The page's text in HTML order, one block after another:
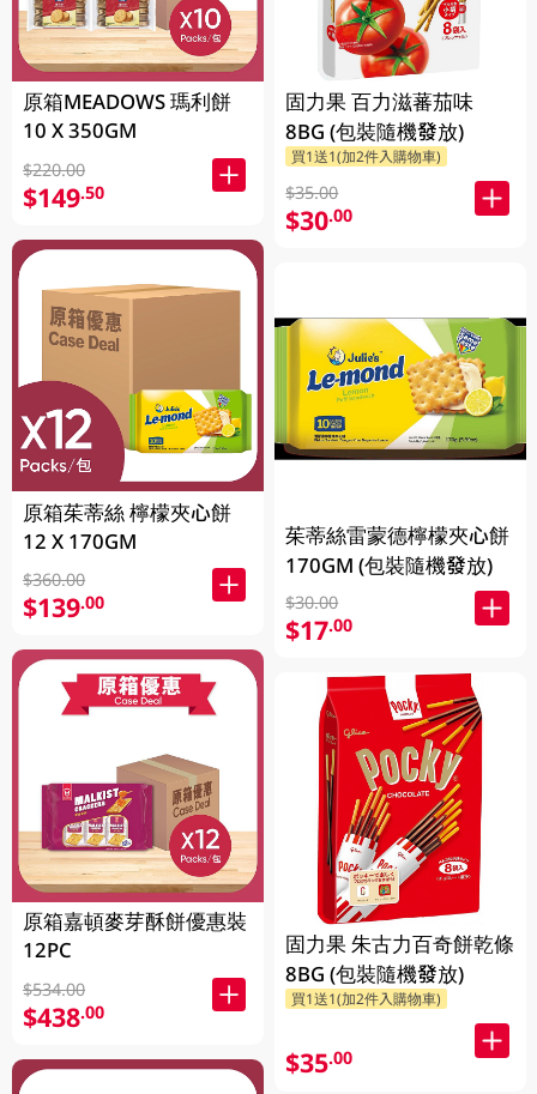
原箱MEADOWS 瑪利餅
10 X 350GM
$220.00
$149.50
原箱茱蒂絲 檸檬夾心餅
12 X 170GM
$360.00
$139.00
原箱嘉頓麥芽酥餅優惠裝
12PC
$534.00
$438.00
固力果 百力滋蕃茄味
8BG (包裝隨機發放)
買1送1(加2件入購物車)
$35.00
$30.00
茱蒂絲雷蒙德檸檬夾心餅
170GM (包裝隨機發放)
$30.00
$17.00
固力果 朱古力百奇餅乾條
8BG (包裝隨機發放)
買1送1(加2件入購物車)
$35.00